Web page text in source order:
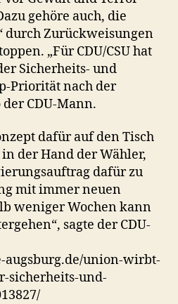
gehöre auch, die
durch Zurückweisungen
„Für CDU/CSU hat
Sicherheits- und
Priorität nach der
CDU-Mann.
dafür auf den Tisch
der Hand der Wähler,
dafür zu
mit immer neuen
weniger Wochen kann
sagte der CDU-
augsburg.de/union-wirbt-
sicherheits-und-